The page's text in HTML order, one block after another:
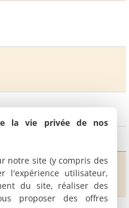
la vie privée de nos
notre site (y compris des
l'expérience utilisateur,
du site, réaliser des
proposer des offres